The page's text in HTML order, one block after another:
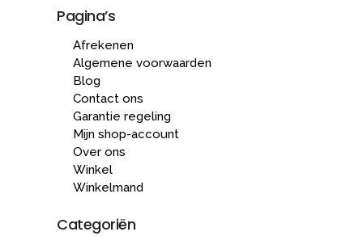
Pagina’s
Afrekenen
Algemene voorwaarden
Blog
Contact ons
Garantie regeling
Mijn shop-account
Over ons
Winkel
Winkelmand
Categoriën